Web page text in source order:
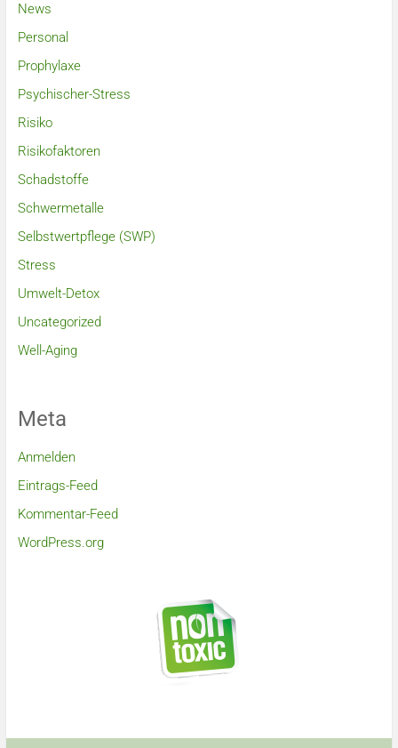
News
Personal
Prophylaxe
Psychischer-Stress
Risiko
Risikofaktoren
Schadstoffe
Schwermetalle
Selbstwertpflege (SWP)
Stress
Umwelt-Detox
Uncategorized
Well-Aging
Meta
Anmelden
Eintrags-Feed
Kommentar-Feed
WordPress.org